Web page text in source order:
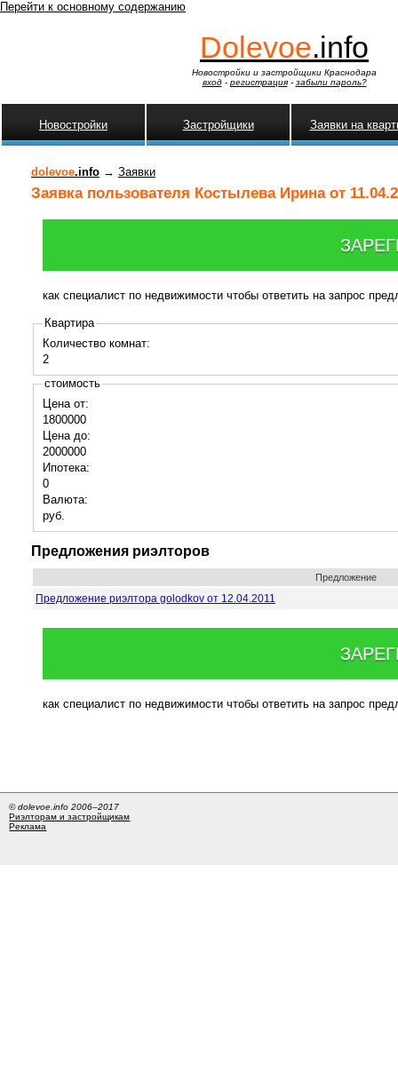
Перейти к основному содержанию
Dolevoe.info
Новостройки и застройщики Краснодара
вход- регистрация- забыли пароль?
Новостройки Застройщики Заявки на
dolevoe.info → Заявки
Заявка пользователя Костылева Ирина от
как специалист по недвижимости чтобы ответить на запрос
Квартира
Количество комнат:
2
стоимость
Цена от:
1800000
Цена до:
2000000
Ипотека:
0
Валюта:
руб.
Предложения риэлторов
Предложение
Предложение риэлтора golodkov от 12.04.2011
как специалист по недвижимости чтобы ответить на запрос
© dolevoe.info 2006–2017
Риэлторам и застройщикам
Реклама